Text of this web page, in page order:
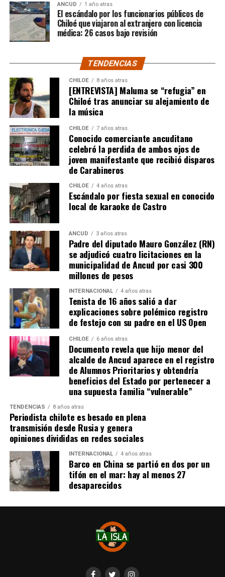
Pero, volviendo al principio, damos curso a una solicitud
imposible de especificar con exactitud pero que un
simple chequeo de los ánimos de la gente, se puede ver
como un anhelo mayúsculo el hecho de que esos casi
$200 millones sean destinados para Dante Jara, el
pequeño de año y medio cuyo padecimiento es el mismo
de Tomás Ross y, por si fuera poco, su padre, Fernando,
emprendió una caminata de Arica a Santiago para
conseguir tal fin. Entonces, ¿quién mejor que Camila
Gómez para ponerse en el lugar de quien comparte su
misma realidad, el Duchenne, salvando las “pequeñas
grandes” diferencias?
Voces al unísono se escuchan y se repiten en redes
sociales, el pedido de donar ese excedente al Dante Jara
resuena desde todo Chiloé, cuna del apoyo recibido por
parte de Camila Gómez, hasta nuestro lejano norte. Es
que, a diferencia del conocido dicho, en este caso, todos
los caminos conducen a… La Moneda y, mientras se
espera ese gesto por parte de la madre del pequeño
Tomás, los pasos siguen quemando los pies de Fernando
en pos de que cada kilómetro recorrido, signifique más
que una llegada a Santiago, un arribo a la cura de su hijo
Actualmente, Gómez se encuentra en Santiago
realizando trámites y participando como invitada en
distintos medios de comunicación. Aunque aún no tiene
una fecha exacta para su viaje a Estados Unidos, donde
se administra el medicamento, indicó que esperan
realizarlo «a mediados de junio».
Cabe destacar que, pese a que se logró reunir el dinero y,
por ende, la meta se cumplió, continúan circulando por
redes sociales, eventos a beneficios de Tomás Ross.
¿Como ayudar?
Instagram, Dante_contra_duchenne
Fernando Jara (padre)
19.968.680-1
Banco Falabella, cuenta corriente
11510154944
fernandokine1998@gmail.com
ANCUD 1 año atras
El escándalo por los funcionarios públicos de
Chiloé que viajaron al extranjero con licencia
médica: 26 casos bajo revisión
TENDENCIAS
CHILOE 8 años atras
[ENTREVISTA] Maluma se “refugia” en
Chiloé tras anunciar su alejamiento de
la música
CHILOE 7 años atras
Conocido comerciante ancuditano
celebró la perdida de ambos ojos de
joven manifestante que recibió disparos
de Carabineros
CHILOE 4 años atras
Escándalo por fiesta sexual en conocido
local de karaoke de Castro
ANCUD 3 años atras
Padre del diputado Mauro González (RN)
se adjudicó cuatro licitaciones en la
municipalidad de Ancud por casi 300
millones de pesos
INTERNACIONAL 4 años atras
Tenista de 16 años salió a dar
explicaciones sobre polémico registro
de festejo con su padre en el US Open
CHILOE 6 años atras
Documento revela que hijo menor del
alcalde de Ancud aparece en el registro
de Alumnos Prioritarios y obtendría
beneficios del Estado por pertenecer a
una supuesta familia “vulnerable”
TENDENCIAS 8 años atras
Periodista chilote es besado en plena
transmisión desde Rusia y genera
opiniones divididas en redes sociales
INTERNACIONAL 4 años atras
Barco en China se partió en dos por un
tifón en el mar: hay al menos 27
desaparecidos